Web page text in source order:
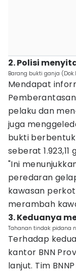
2. Polisi
Barang bukti ganja
Mendapat
pelaku dan
juga
bukti
seberat
"Ini
peredaran
kawasan
merambah
3. Keduanya
Tahanan tindak pidana
Terhadap
kantor BNN
lanjut. Tim